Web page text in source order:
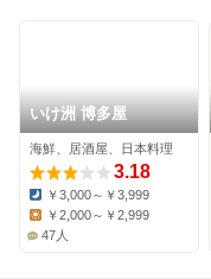
いけ洲 博多屋
海鮮、居酒屋、日本料理
3.18
Dinner:
￥3,000～￥3,999
Lunch:
￥2,000～￥2,999
47人